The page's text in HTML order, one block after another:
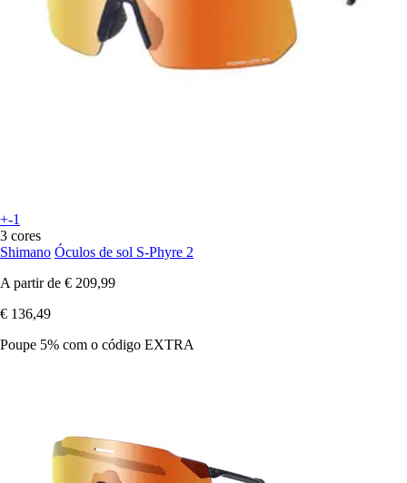
+-1
3 cores
Shimano Óculos de sol S-Phyre 2
A partir de € 209,99
€ 136,49
Poupe 5% com o código EXTRA